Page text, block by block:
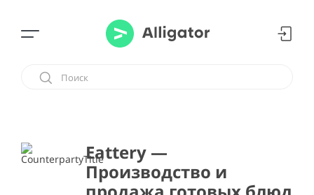
Eattery —
Производство и